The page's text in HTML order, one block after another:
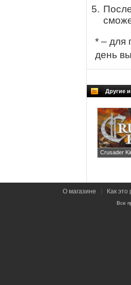
* – для
день
Другие
Crusader
О магазине Как это
Все